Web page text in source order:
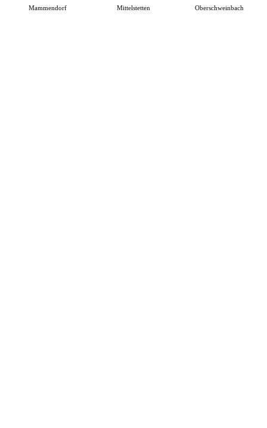
Mammendorf Mittelstetten Oberschweinbach